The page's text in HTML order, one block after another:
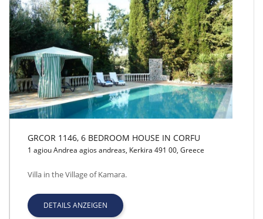
GRCOR 1146, 6 BEDROOM HOUSE IN CORFU
GRCOR 1146, 6 BEDROOM HOUSE IN CORFU
1 agiou Andrea agios andreas, Kerkira 491 00, Greece
Villa in the Village of Kamara.
DETAILS ANZEIGEN